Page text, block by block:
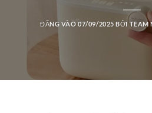
ĐĂNG VÀO07/09/2025 BỞITEAM